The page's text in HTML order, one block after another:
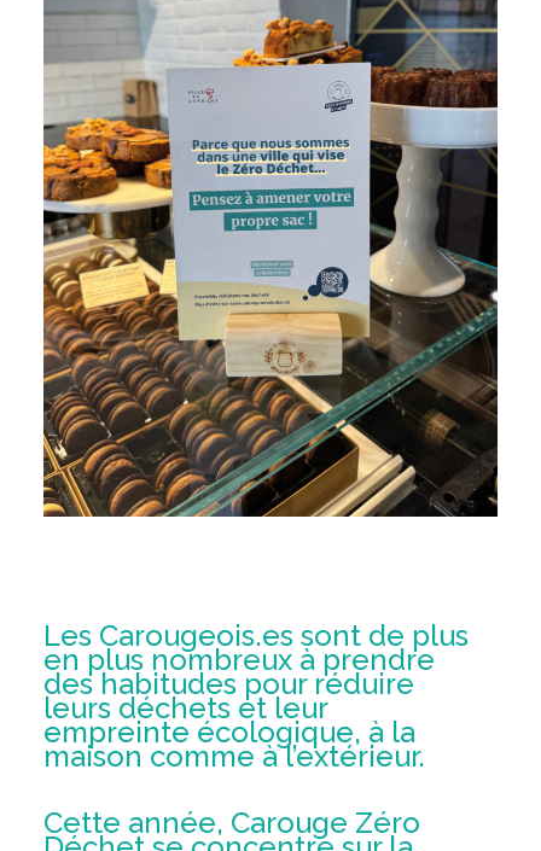
Les Carougeois.es sontde plus
en plus nombreuxà prendre
des habitudes pour réduire
leurs déchetset leur
empreinte écologique, à la
maison comme àl’extérieur.
Cette année, Carouge Zéro